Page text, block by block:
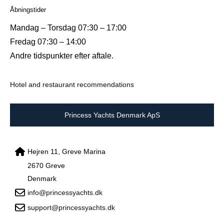
Åbningstider
Mandag – Torsdag 07:30 – 17:00
Fredag 07:30 – 14:00
Andre tidspunkter efter aftale.
Hotel and restaurant recommendations
Princess Yachts Denmark ApS
Hejren 11, Greve Marina
2670 Greve
Denmark
info@princessyachts.dk
support@princessyachts.dk